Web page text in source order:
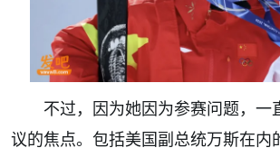
不过，因为她因为参赛问题，一
议的焦点。包括美国副总统万斯在内